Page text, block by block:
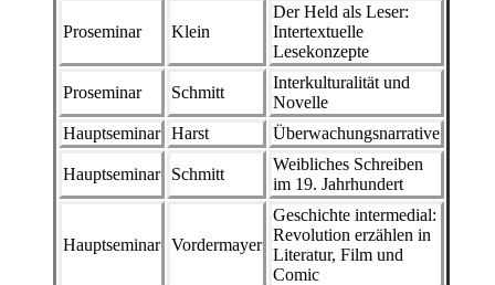
Proseminar Klein
Der Held als Leser:
Intertextuelle
Lesekonzepte
Proseminar Schmitt
Interkulturalität und
Novelle
Hauptseminar Harst Überwachungsnarrative
Hauptseminar Schmitt
Weibliches Schreiben
im 19. Jahrhundert
Hauptseminar Vordermayer
Geschichte intermedial:
Revolution erzählen in
Literatur, Film und
Comic